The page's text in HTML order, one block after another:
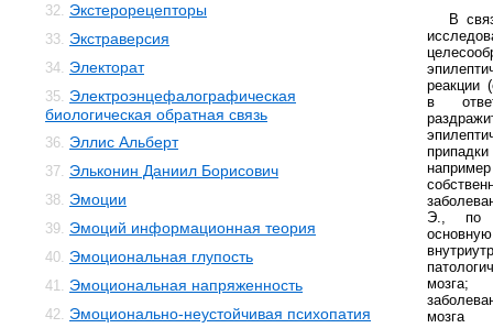
32. Экстерорецепторы
33. Экстраверсия
34. Электорат
35. Электроэнцефалографическая
биологическая обратная связь
36. Эллис Альберт
37. Эльконин Даниил Борисович
38. Эмоции
39. Эмоций информационная теория
40. Эмоциональная глупость
41. Эмоциональная напряженность
42. Эмоционально-неустойчивая психопатия
В
реакции
в
Э., по
мозга;
мозга